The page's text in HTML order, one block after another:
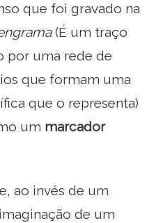
que foi gravado na
(É um traço
por uma rede de
que formam uma
que o representa)
um marcador
ao invés de um
de um